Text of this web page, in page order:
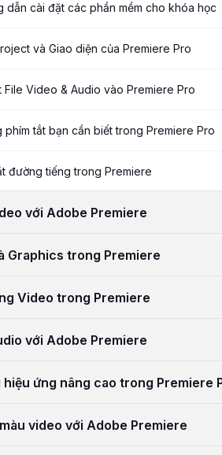
dẫn cài đặt các phần mềm cho khóa học
và Giao diện của Premiere Pro
File Video & Audio vào Premiere Pro
phím tắt bạn cần biết trong Premiere Pro
đường tiếng trong Premiere
với Adobe Premiere
Graphics trong Premiere
Video trong Premiere
với Adobe Premiere
hiệu ứng nâng cao trong Premiere
video với Adobe Premiere